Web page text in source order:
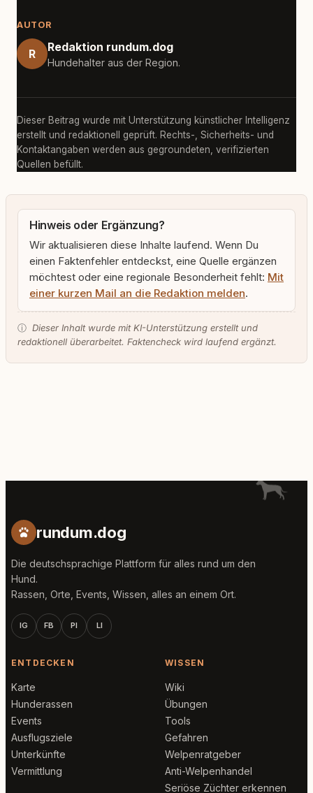
AUTOR
R Redaktion rundum.dog
Hundehalter aus der Region.
Dieser Beitrag wurde mit Unterstützung künstlicher Intelligenz
erstellt und redaktionell geprüft. Rechts-, Sicherheits- und
Kontaktangaben werden aus gegroundeten, verifizierten
Quellen befüllt.
Hinweis oder Ergänzung?
Wir aktualisieren diese Inhalte laufend. Wenn Du
einen Faktenfehler entdeckst, eine Quelle ergänzen
möchtest oder eine regionale Besonderheit fehlt: Mit
einer kurzen Mail an die Redaktion melden.
ⓘ Dieser Inhalt wurde mit KI-Unterstützung erstellt und
redaktionell überarbeitet. Faktencheck wird laufend ergänzt.
rundum.dog
Die deutschsprachige Plattform für alles rund um den
Hund.
Rassen, Orte, Events, Wissen, alles an einem Ort.
IG FB PI LI
ENTDECKEN
Karte
Hunderassen
Events
Ausflugsziele
Unterkünfte
Vermittlung
WISSEN
Wiki
Übungen
Tools
Gefahren
Welpenratgeber
Anti-Welpenhandel
Seriöse Züchter erkennen